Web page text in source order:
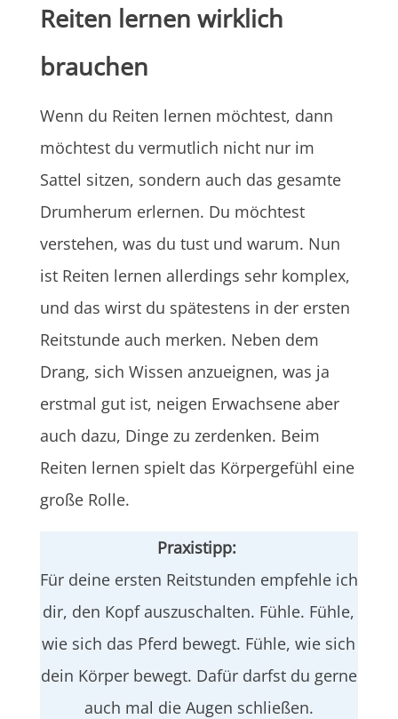
Reiten lernen wirklich
brauchen
Wenn du Reiten lernen möchtest, dann
möchtest du vermutlich nicht nur im
Sattel sitzen, sondern auch das gesamte
Drumherum erlernen. Du möchtest
verstehen, was du tust und warum. Nun
ist Reiten lernen allerdings sehr komplex,
und das wirst du spätestens in der ersten
Reitstunde auch merken. Neben dem
Drang, sich Wissen anzueignen, was ja
erstmal gut ist, neigen Erwachsene aber
auch dazu, Dinge zu zerdenken. Beim
Reiten lernen spielt das Körpergefühl eine
große Rolle.
Praxistipp:
Für deine ersten Reitstunden empfehle ich
dir, den Kopf auszuschalten. Fühle. Fühle,
wie sich das Pferd bewegt. Fühle, wie sich
dein Körper bewegt. Dafür darfst du gerne
auch mal die Augen schließen.